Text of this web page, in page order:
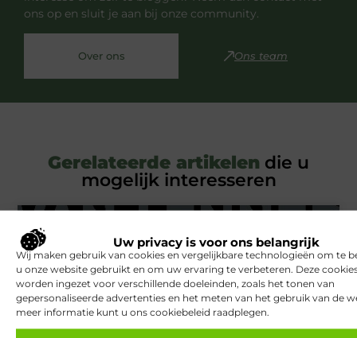
Uw privacy is voor ons belangrijk
Wij maken gebruik van cookies en vergelijkbare technologieën om te
u onze website gebruikt en om uw ervaring te verbeteren. Deze
worden ingezet voor verschillende doeleinden, zoals het tonen van
gepersonaliseerde advertenties en het meten van het gebruik van de
meer informatie kunt u ons cookiebeleid raadplegen.
ons op en sluit je aan bij onze community.
Over ons Ons team
Gerelateerde artikelen die u
mogelijk interesseren